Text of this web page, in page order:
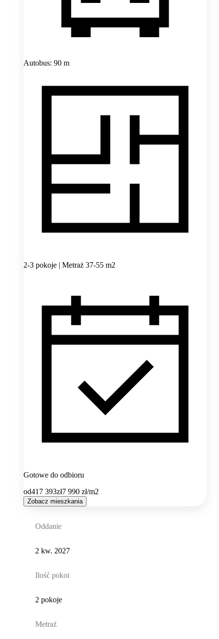
Autobus: 90 m
2-3 pokoje | Metraż 37-55 m2
Gotowe do odbioru
od417 393zł7 990 zł/m2
Zobacz mieszkania
Oddanie
2 kw. 2027
Ilość pokoi
2 pokoje
Metraż